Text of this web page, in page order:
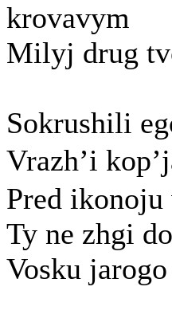
krovavym
Milyj drug
Sokrushili
Vrazh’i
Pred ikonoju
Ty ne zhgi
Vosku